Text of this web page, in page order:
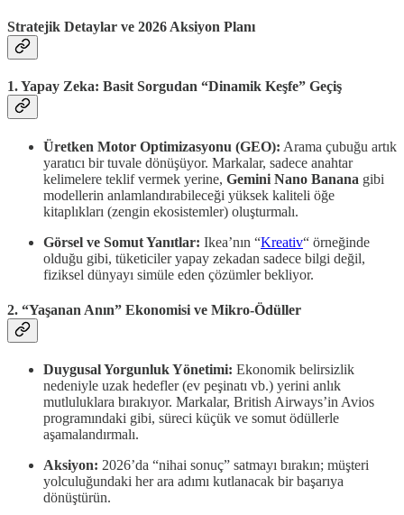
Stratejik Detaylar ve 2026 Aksiyon Planı
1. Yapay Zeka: Basit Sorgudan “Dinamik Keşfe” Geçiş
Üretken Motor Optimizasyonu (GEO): Arama çubuğu artık
yaratıcı bir tuvale dönüşüyor. Markalar, sadece anahtar
kelimelere teklif vermek yerine, Gemini Nano Banana gibi
modellerin anlamlandırabileceği yüksek kaliteli öğe
kitaplıkları (zengin ekosistemler) oluşturmalı.
Görsel ve Somut Yanıtlar: Ikea’nın “Kreativ“ örneğinde
olduğu gibi, tüketiciler yapay zekadan sadece bilgi değil,
fiziksel dünyayı simüle eden çözümler bekliyor.
2. “Yaşanan Anın” Ekonomisi ve Mikro-Ödüller
Duygusal Yorgunluk Yönetimi: Ekonomik belirsizlik
nedeniyle uzak hedefler (ev peşinatı vb.) yerini anlık
mutluluklara bırakıyor. Markalar, British Airways’in Avios
programındaki gibi, süreci küçük ve somut ödüllerle
aşamalandırmalı.
Aksiyon: 2026’da “nihai sonuç” satmayı bırakın; müşteri
yolculuğundaki her ara adımı kutlanacak bir başarıya
dönüştürün.